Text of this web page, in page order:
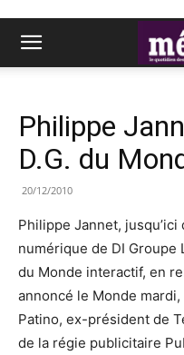
Philippe
D.G. du
20/12/2010
Philippe Jannet,
numérique de DI Groupe
du Monde interactif, en
annoncé le Monde
Patino, ex-président de
de la régie publicitaire